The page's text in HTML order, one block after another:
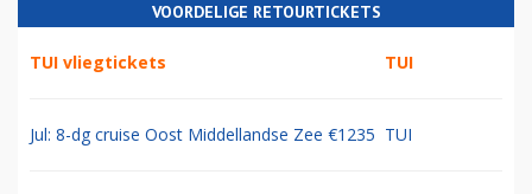
VOORDELIGE RETOURTICKETS
TUI vliegtickets TUI
Jul: 8-dg cruise Oost Middellandse Zee €1235 TUI